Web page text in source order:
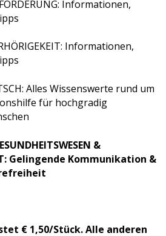
Informationen,
Informationen,
Alles Wissenswerte rund um
für hochgradig
&
Gelingende Kommunikation &
€ 1,50/Stück. Alle anderen